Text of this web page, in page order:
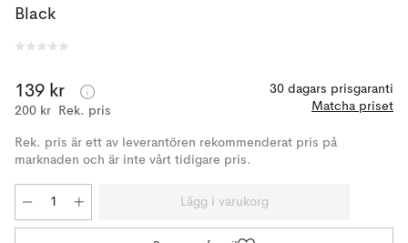
Black
139 kr
200 kr Rek. pris
30 dagars prisgaranti
Matcha priset
Rek. pris är ett av leverantören rekommenderat pris på
marknaden och är inte vårt tidigare pris.
Lägg i varukorg